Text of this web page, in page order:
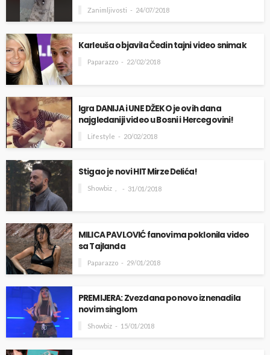
Zanimljivosti 24/07/2018
Karleuša objavila Čedin tajni video snimak
Paparazzo 22/02/2018
Igra DANIJA i UNE DŽEKO je ovih dana
najgledaniji video u Bosni i Hercegovini!
Lifestyle 20/02/2018
Stigao je novi HIT Mirze Delića!
Showbiz 31/01/2018
MILICA PAVLOVIĆ fanovima poklonila video
sa Tajlanda
Paparazzo 29/01/2018
PREMIJERA: Zvezdana ponovo iznenadila
novim singlom
Showbiz 15/01/2018